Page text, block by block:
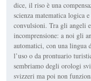
dice, il riso è una
scienza matematica logica
convulsioni. Tra gli angeli
incomprensione: a noi gli
automatici, con una lingua
l’uso o da prontuario
sembriamo degli orologi
svizzeri ma poi non